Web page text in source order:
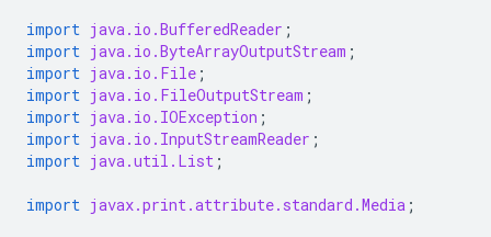
import java.io.BufferedReader ;
import java.io.ByteArrayOutputStream ;
import java.io.File ;
import java.io.FileOutputStream ;
import java.io.IOException ;
import java.io.InputStreamReader ;
import java.util.List ;
import javax.print.attribute.standard.Media ;